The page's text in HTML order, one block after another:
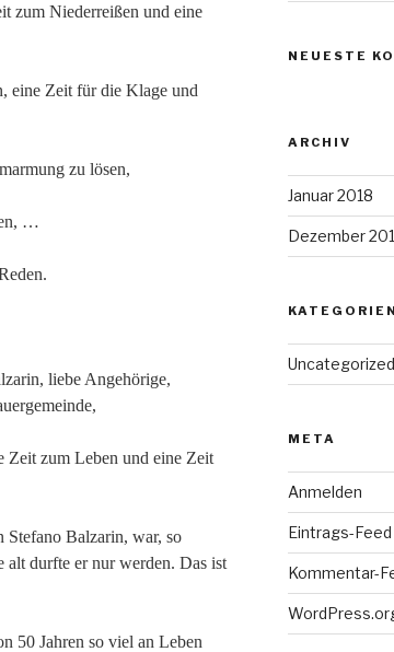
zum Niederreißen und eine
eine Zeit für die Klage und
zu lösen,
…
liebe Angehörige,
Zeit zum Leben und eine Zeit
Stefano Balzarin, war, so
alt durfte er nur werden. Das ist
50 Jahren so viel an Leben
NEUESTE
ARCHIV
Januar 2018
Dezember
KATEGORIEN
Uncategorized
META
Anmelden
Eintrags-Feed
Kommentar-